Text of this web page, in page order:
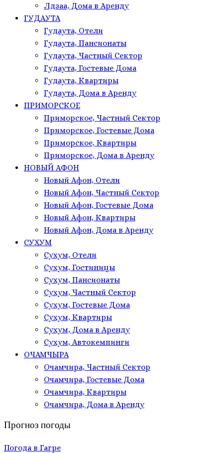
Лдзаа, Дома в Аренду
ГУДАУТА
Гудаута, Отели
Гудаута, Пансионаты
Гудаута, Частный Сектор
Гудаута, Гостевые Дома
Гудаута, Квартиры
Гудаута, Дома в Аренду
ПРИМОРСКОЕ
Приморское, Частный Сектор
Приморское, Гостевые Дома
Приморское, Квартиры
Приморское, Дома в Аренду
НОВЫЙ АФОН
Новый Афон, Отели
Новый Афон, Частный Сектор
Новый Афон, Гостевые Дома
Новый Афон, Квартиры
Новый Афон, Дома в Аренду
СУХУМ
Сухум, Отели
Сухум, Гостиницы
Сухум, Пансионаты
Сухум, Частный Сектор
Сухум, Гостевые Дома
Сухум, Квартиры
Сухум, Дома в Аренду
Сухум, Автокемпинги
ОЧАМЧЫРА
Очамчира, Частный Сектор
Очамчира, Гостевые Дома
Очамчира, Квартиры
Очамчира, Дома в Аренду
Прогноз погоды
Погода в Гагре